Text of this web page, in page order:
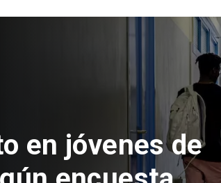
en jóvenes de